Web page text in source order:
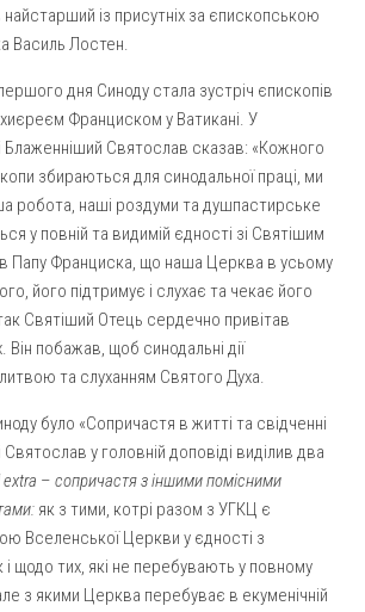
монастир сестер Згромадження
милосердя Св. Вінкентія. Дім Милосердя
Пресвятої Богородиці Сестер Чину
Великого
молоді
родини
душпастирства охорони здоров’я
найстарший із присутніх за єпископською
Василь Лостен.
дня Синоду стала зустріч єпископів
Франциском у Ватикані. У
Блаженніший Святослав сказав: «Кожного
збираються для синодальної праці, ми
робота, наші роздуми та душпастирське
у повній та видимій єдності зі Святішим
Папу Франциска, що наша Церква в усьому
його підтримує і слухає та чекає його
Святіший Отець сердечно привітав
Він побажав, щоб синодальні дії
та слуханням Святого Духа.
було «Сопричастя в житті та свідченні
у головній доповіді виділив два
– сопричастя з іншими помісними
як з тими, котрі разом з УГКЦ є
Вселенської Церкви у єдності з
щодо тих, які не перебувають у повному
з якими Церква перебуває в екуменічній